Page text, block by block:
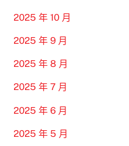
2025 年 10 月
2025 年 9 月
2025 年 8 月
2025 年 7 月
2025 年 6 月
2025 年 5 月